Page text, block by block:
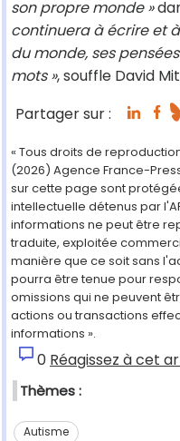
son propre monde »
continuera à écrire et
du monde, ses
mots », souffle David
Partager sur :
« Tous droits de
(2026) Agence France-
sur cette page sont
intellectuelle détenus par
informations ne peut être
traduite, exploitée
manière que ce soit sans
pourra être tenue pour
omissions qui ne peuvent
actions ou transactions
informations ».
0 Réagissez à cet
Thèmes :
Autisme